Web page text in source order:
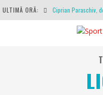
ULTIMĂ ORĂ: